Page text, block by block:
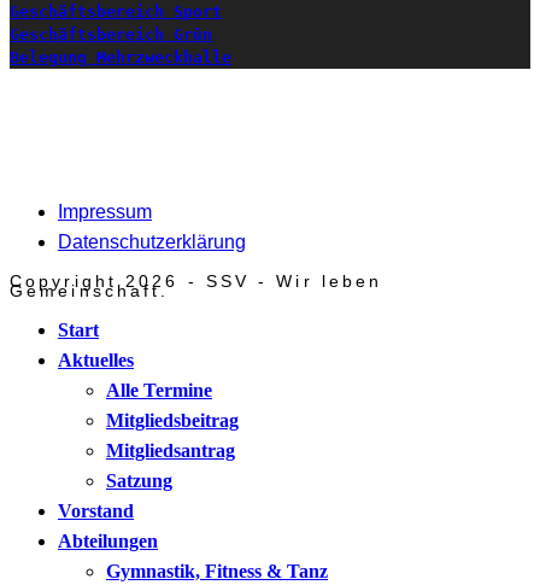
Geschäftsbereich Sport
Geschäftsbereich Grün
Belegung Mehrzweckhalle
Impressum
Datenschutzerklärung
Copyright 2026 - SSV - Wir leben
Gemeinschaft.
Start
Aktuelles
Alle Termine
Mitgliedsbeitrag
Mitgliedsantrag
Satzung
Vorstand
Abteilungen
Gymnastik, Fitness & Tanz